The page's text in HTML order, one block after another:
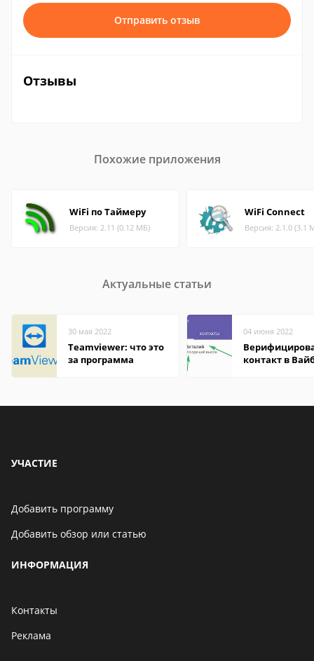
Отправить отзыв
Отзывы
Похожие приложения
WiFi по Таймеру
Версия: 2.11 (0.12 МБ)
WiFi Connect
Версия: 2.1.0 (3.1
Актуальные статьи
30 мая 2022
Teamviewer: что это
за программа
04 июня 2022
контакт в
УЧАСТИЕ
Добавить программу
Добавить обзор или статью
ИНФОРМАЦИЯ
Контакты
Реклама